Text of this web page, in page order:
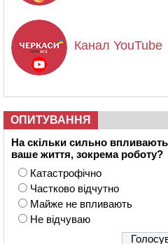
Канал YouTube
ОПИТУВАННЯ
На скільки сильно
ваше життя, зокрема роботу?
Катастрофічно
Частково відчутно
Майже не впливають
Не відчуваю